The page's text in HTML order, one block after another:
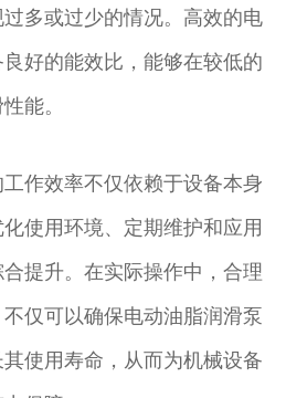
多或过少的情况。高效的电
好的能效比，能够在较低的
能。
作效率不仅依赖于设备本身
使用环境、定期维护和应用
提升。在实际操作中，合理
仅可以确保电动油脂润滑泵
使用寿命，从而为机械设备